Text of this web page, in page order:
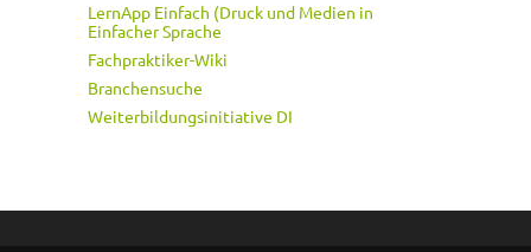
LernApp Einfach (Druck und Medien in
Einfacher Sprache
Fachpraktiker-Wiki
Branchensuche
Weiterbildungsinitiative DI